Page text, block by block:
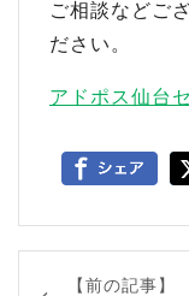
ご相談などご
ださい。
アドポス仙台
【前の記事】